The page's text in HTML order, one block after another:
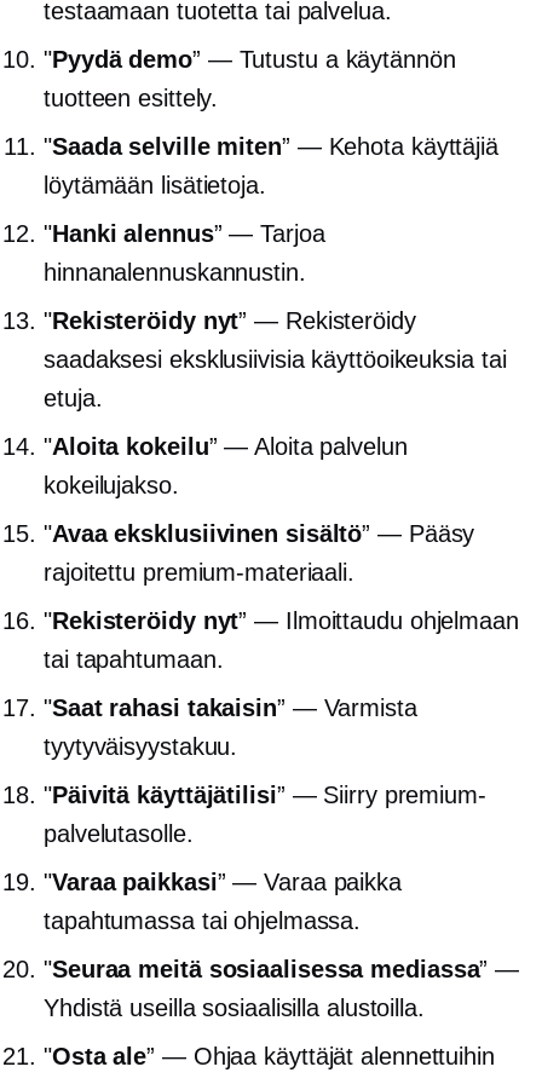
testaamaan tuotetta tai palvelua.
"Pyydä demo” — Tutustu a käytännön
tuotteen esittely.
"Saada selville miten” — Kehota käyttäjiä
löytämään lisätietoja.
"Hanki alennus” — Tarjoa
hinnanalennuskannustin.
"Rekisteröidy nyt” — Rekisteröidy
saadaksesi eksklusiivisia käyttöoikeuksia tai
etuja.
"Aloita kokeilu” — Aloita palvelun
kokeilujakso.
"Avaa eksklusiivinen sisältö” — Pääsy
rajoitettu premium-materiaali.
"Rekisteröidy nyt” — Ilmoittaudu ohjelmaan
tai tapahtumaan.
"Saat rahasi takaisin” — Varmista
tyytyväisyystakuu.
"Päivitä käyttäjätilisi” — Siirry premium-
palvelutasolle.
"Varaa paikkasi” — Varaa paikka
tapahtumassa tai ohjelmassa.
"Seuraa meitä sosiaalisessa mediassa” —
Yhdistä useilla sosiaalisilla alustoilla.
"Osta ale” — Ohjaa käyttäjät alennettuihin